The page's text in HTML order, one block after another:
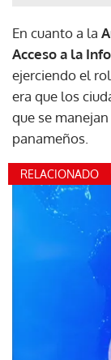
En cuanto a la
Acceso a la
ejerciendo el
era que los
que se
panameños.
RELACIONADO